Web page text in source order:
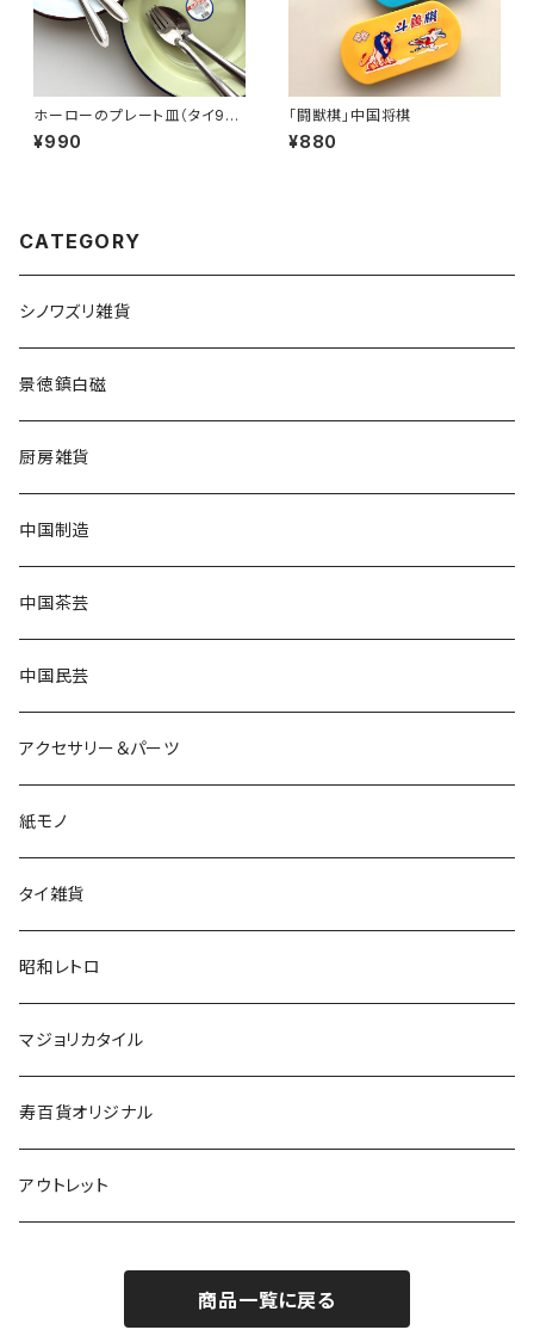
ホーローのプレート皿（タイ90
年代製デッドストック）
¥990
「闘獣棋」中国将棋
¥880
CATEGORY
シノワズリ雑貨
景徳鎮白磁
厨房雑貨
中国制造
中国茶芸
中国民芸
アクセサリー＆パーツ
紙モノ
タイ雑貨
昭和レトロ
マジョリカタイル
寿百貨オリジナル
アウトレット
商品一覧に戻る